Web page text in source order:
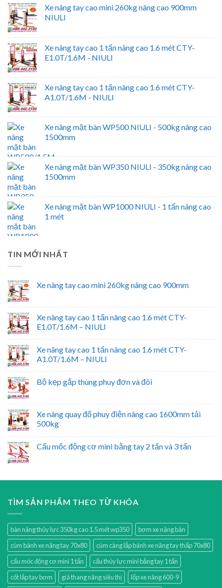
Xe nâng tay cao mini 260kg nâng cao 900mm
NIULI
Xe nâng tay cao 1 tấn nâng cao 1.6 mét CTY-
E1.0T/1.6M - NIULI
Xe nâng tay cao 1 tấn nâng cao 1.6 mét CTY-
A1.0T/1.6M - NIULI
Xe nâng mặt bàn WP500 NIULI - 500kg nâng cao
1500mm
Xe nâng mặt bàn WP350 NIULI - 350kg nâng cao
1500mm
Xe nâng mặt bàn WP1000 NIULI - 1 tấn nâng cao
1 mét
TIN MỚI NHẤT
Xe nâng tay cao mini 260kg nâng cao 900mm
Xe nâng tay cao 1 tấn nâng cao 1.6 mét CTY-
E1.0T/1.6M – NIULI
Xe nâng tay cao 1 tấn nâng cao 1.6 mét CTY-
A1.0T/1.6M – NIULI
Bộ kẹp gắp thùng phuy đơn và đôi
Xe nâng quay đổ phuy điện nâng cao 1600mm tải
500kg
Cẩu mốc động cơ mini bằng tay 2 tấn và 3 tấn
TÌM SẢN PHẨM THEO TỪ KHÓA
bàn nâng thủy lực 350kg cao 1.5 mét wp350
bơm xe nâng bàn
cùm bánh xe nâng tay 70x80
cùm càng lắp bánh xe nâng tay thấp 70x80
cẩu móc động cơ mini 1 tấn
cẩu thủy lực mini bằng tay 1 tấn
cốt lắp tay bơm
giá thang nâng siêu thị
lốp xe nâng 600-9